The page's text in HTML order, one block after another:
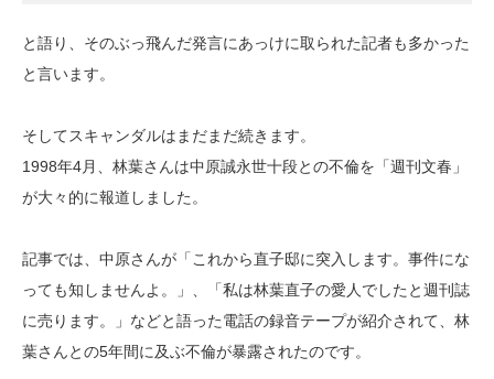
と語り、そのぶっ飛んだ発言にあっけに取られた記者も多かった
と言います。
そしてスキャンダルはまだまだ続きます。
1998年4月、林葉さんは中原誠永世十段との不倫を「週刊文春」
が大々的に報道しました。
記事では、中原さんが「これから直子邸に突入します。事件にな
っても知しませんよ。」、「私は林葉直子の愛人でしたと週刊誌
に売ります。」などと語った電話の録音テープが紹介されて、林
葉さんとの5年間に及ぶ不倫が暴露されたのです。